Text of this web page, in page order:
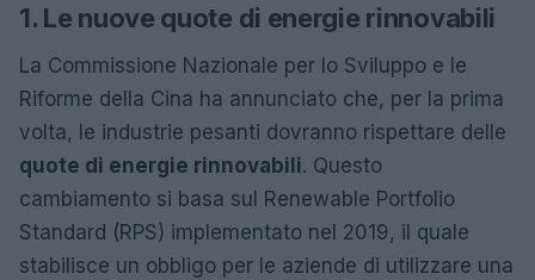
1. Le nuove quote di energie rinnovabili
La Commissione Nazionale per lo Sviluppo e le
Riforme della Cina ha annunciato che, per la prima
volta, le industrie pesanti dovranno rispettare delle
quote di energie rinnovabili. Questo
cambiamento si basa sul Renewable Portfolio
Standard (RPS) implementato nel 2019, il quale
stabilisce un obbligo per le aziende di utilizzare una